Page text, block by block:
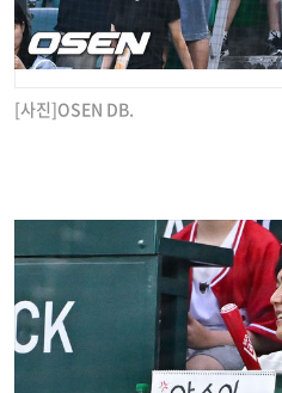
[사진]OSEN DB.